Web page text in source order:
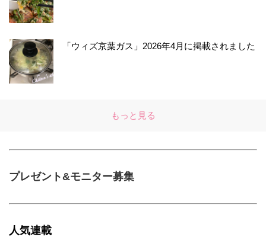
「ウィズ京葉ガス」2026年4月に掲載されました
もっと見る
プレゼント&モニター募集
人気連載